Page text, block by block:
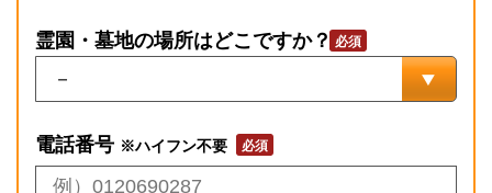
霊園・墓地の場所はどこですか？
電話番号 ※ハイフン不要